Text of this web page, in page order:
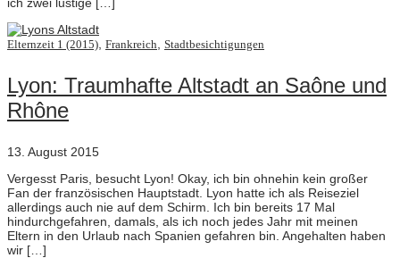
Elternzeit 1 (2015) Frankreich Stadtbesichtigungen
Lyon: Traumhafte Altstadt an Saône und
Rhône
13. August 2015
Vergesst Paris, besucht Lyon! Okay, ich bin ohnehin kein großer
Fan der französischen Hauptstadt. Lyon hatte ich als Reiseziel
allerdings auch nie auf dem Schirm. Ich bin bereits 17 Mal
hindurchgefahren, damals, als ich noch jedes Jahr mit meinen
Eltern in den Urlaub nach Spanien gefahren bin. Angehalten haben
wir […]